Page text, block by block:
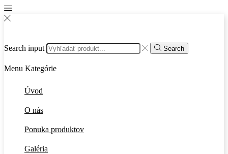
Search input Search
Menu Kategórie
Úvod
O nás
Ponuka produktov
Galéria